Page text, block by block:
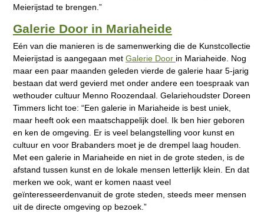
Meierijstad te brengen.”
Galerie Door in Mariaheide
Eén van die manieren is de samenwerking die de Kunstcollectie
Meierijstad is aangegaan met Galerie Door in Mariaheide. Nog
maar een paar maanden geleden vierde de galerie haar 5-jarig
bestaan dat werd gevierd met onder andere een toespraak van
wethouder cultuur Menno Roozendaal. Gelariehoudster Doreen
Timmers licht toe: “Een galerie in Mariaheide is best uniek,
maar heeft ook een maatschappelijk doel. Ik ben hier geboren
en ken de omgeving. Er is veel belangstelling voor kunst en
cultuur en voor Brabanders moet je de drempel laag houden.
Met een galerie in Mariaheide en niet in de grote steden, is de
afstand tussen kunst en de lokale mensen letterlijk klein. En dat
merken we ook, want er komen naast veel
geïnteresseerdenvanuit de grote steden, steeds meer mensen
uit de directe omgeving op bezoek.”